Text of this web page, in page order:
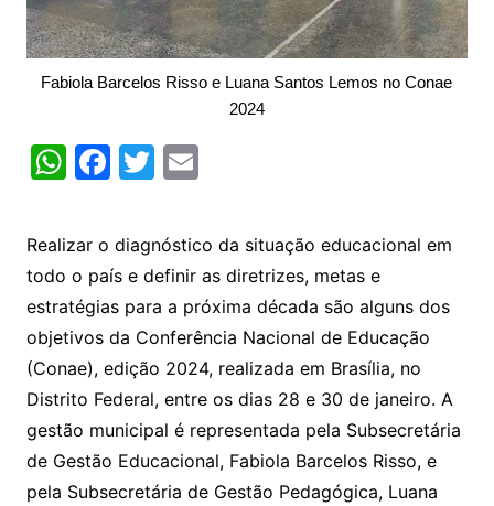
Fabiola Barcelos Risso e Luana Santos Lemos no Conae
2024
W
at
s
A
p
p
F
c
e
b
o
o
k
T
itt
er
E
ai
l
Realizar o diagnóstico da situação educacional em
todo o país e definir as diretrizes, metas e
estratégias para a próxima década são alguns dos
objetivos da Conferência Nacional de Educação
(Conae), edição 2024, realizada em Brasília, no
Distrito Federal, entre os dias 28 e 30 de janeiro. A
gestão municipal é representada pela Subsecretária
de Gestão Educacional, Fabiola Barcelos Risso, e
pela Subsecretária de Gestão Pedagógica, Luana